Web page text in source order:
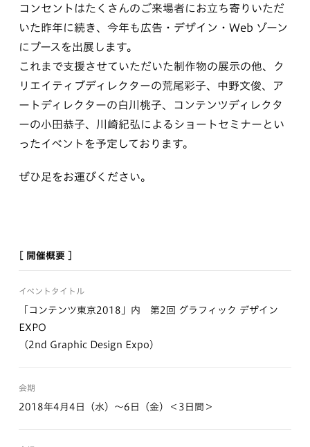
コンセントはたくさんのご来場者にお立ち寄りいただ
いた昨年に続き、今年も広告・デザイン・Web ゾーン
にブースを出展します。
これまで支援させていただいた制作物の展示の他、ク
リエイティブディレクターの荒尾彩子、中野文俊、ア
ートディレクターの白川桃子、コンテンツディレクタ
ーの小田恭子、川崎紀弘によるショートセミナーとい
ったイベントを予定しております。
ぜひ足をお運びください。
[ 開催概要 ]
イベントタイトル
「コンテンツ東京2018」内 第2回 グラフィック デザイン
EXPO
（2nd Graphic Design Expo）
会期
2018年4月4日（水）～6日（金）＜3日間＞